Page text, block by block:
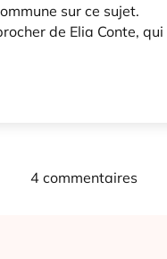
sur ce sujet.
de Elia Conte,
4 commentaires